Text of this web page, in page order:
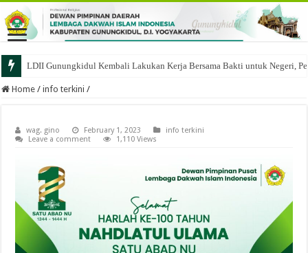
LDII Gunungkidul Kembali Lakukan Kerja Bersama Bakti untuk Negeri,
Home / info terkini /
wag. gino February 1, 2023
info terkini
Leave a comment
1,110 Views